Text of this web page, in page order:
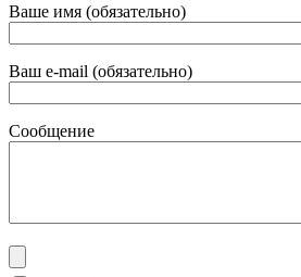
Ваше имя (обязательно)
Ваш e-mail (обязательно)
Сообщение